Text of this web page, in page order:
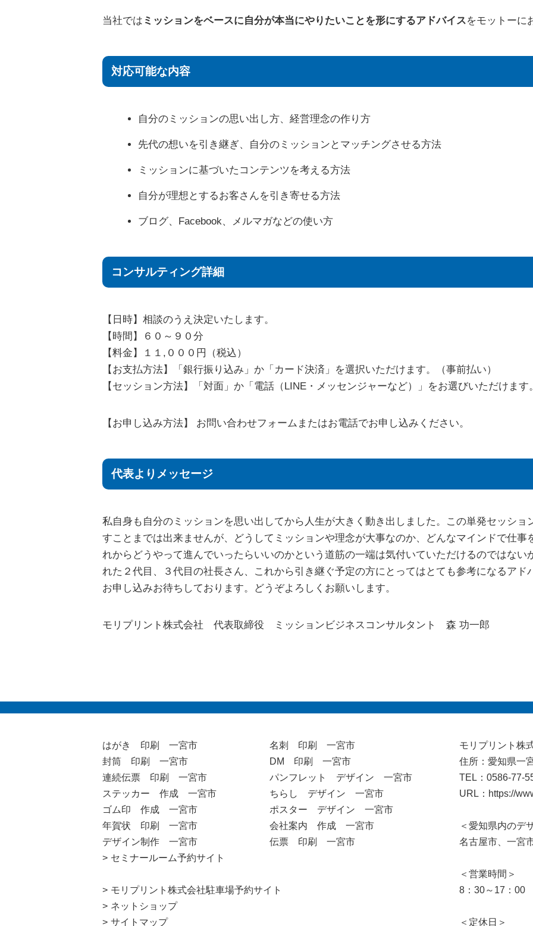
当社では ミッションをベースに自分が本当にやりたいことを形にするアドバイスをモットーに
対応可能な内容
自分のミッションの思い出し方、経営理念の作り方
先代の想いを引き継ぎ、自分のミッションとマッチングさせる方法
ミッションに基づいたコンテンツを考える方法
自分が理想とするお客さんを引き寄せる方法
ブログ、Facebook、メルマガなどの使い方
コンサルティング詳細
【日時】相談のうえ決定いたします。
【時間】６０～９０分
【料金】１１,０００円（税込）
【お支払方法】「銀行振り込み」か「カード決済」を選択いただけます。（事前払い）
【セッション方法】「対面」か「電話（LINE・メッセンジャーなど）」をお選びいただけます
【お申し込み方法】 お問い合わせフォームまたはお電話でお申し込みください。
代表よりメッセージ
私自身も自分のミッションを思い出してから人生が大きく動き出しました。この単発セッショ
すことまでは出来ませんが、どうしてミッションや理念が大事なのか、どんなマインドで仕事
れからどうやって進んでいったらいいのかという道筋の一端は気付いていただけるのではない
れた２代目、３代目の社長さん、これから引き継ぐ予定の方にとってはとても参考になるアド
お申し込みお待ちしております。どうぞよろしくお願いします。
モリプリント株式会社 代表取締役 ミッションビジネスコンサルタント 森 功一郎
はがき 印刷 一宮市
封筒 印刷 一宮市
連続伝票 印刷 一宮市
ステッカー 作成 一宮市
ゴム印 作成 一宮市
年賀状 印刷 一宮市
デザイン制作 一宮市
名刺 印刷 一宮市
DM 印刷 一宮市
パンフレット デザイン 一宮市
ちらし デザイン 一宮市
ポスター デザイン 一宮市
会社案内 作成 一宮市
伝票 印刷 一宮市
セミナールーム予約サイト
モリプリント株式会社駐車場予約サイト
ネットショップ
サイトマップ
モリプリント株
住所：愛知県一
TEL：0586-77-
URL：https://
＜愛知県内のデ
名古屋市、一宮
＜営業時間＞
8：30～17：00
＜定休日＞